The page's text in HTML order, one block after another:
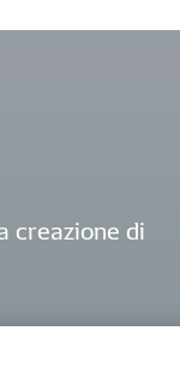
creazione di